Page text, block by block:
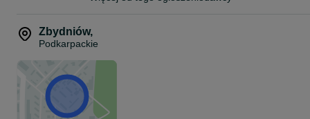
Zbydniów,
Podkarpackie